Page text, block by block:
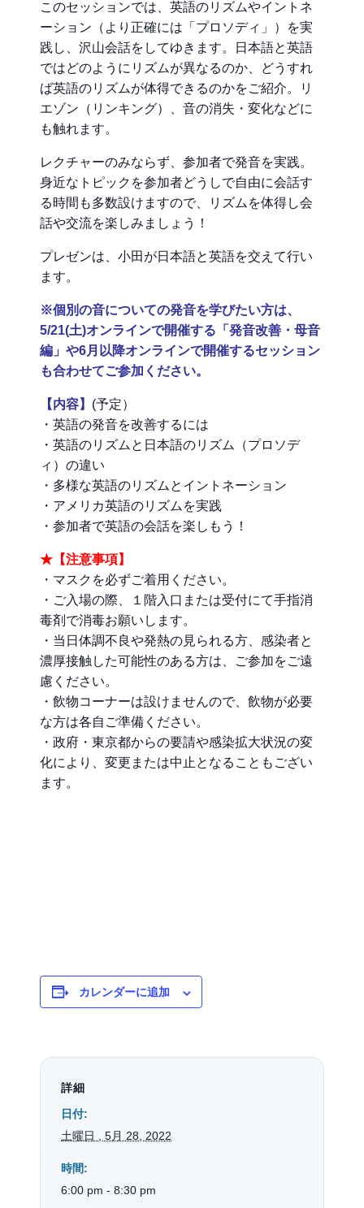
このセッションでは、英語のリズムやイントネ
ーション（より正確には「プロソディ」）を実
践し、沢山会話をしてゆきます。日本語と英語
ではどのようにリズムが異なるのか、どうすれ
ば英語のリズムが体得できるのかをご紹介。リ
エゾン（リンキング）、音の消失・変化などに
も触れます。
レクチャーのみならず、参加者で発音を実践。
身近なトピックを参加者どうしで自由に会話す
る時間も多数設けますので、リズムを体得し会
話や交流を楽しみましょう！
プレゼンは、小田が日本語と英語を交えて行い
ます。
※個別の音についての発音を学びたい方は、
5/21(土)オンラインで開催する「発音改善・母音
編」や6月以降オンラインで開催するセッション
も合わせてご参加ください。
【内容】 (予定）
・英語の発音を改善するには
・英語のリズムと日本語のリズム（プロソデ
ィ）の違い
・多様な英語のリズムとイントネーション
・アメリカ英語のリズムを実践
・参加者で英語の会話を楽しもう！
★【注意事項】
・マスクを必ずご着用ください。
・ご入場の際、１階入口または受付にて手指消
毒剤で消毒お願いします。
・当日体調不良や発熱の見られる方、感染者と
濃厚接触した可能性のある方は、ご参加をご遠
慮ください。
・飲物コーナーは設けませんので、飲物が必要
な方は各自ご準備ください。
・政府・東京都からの要請や感染拡大状況の変
化により、変更または中止となることもござい
ます。
カレンダーに追加
詳細
日付:
土曜日 , 5月 28, 2022
時間:
6:00 pm - 8:30 pm